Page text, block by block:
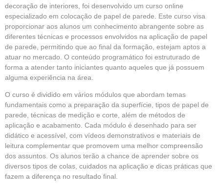
decoração de interiores, foi desenvolvido um curso online
especializado em colocação de papel de parede. Este curso visa
proporcionar aos alunos um conhecimento abrangente sobre as
diferentes técnicas e processos envolvidos na aplicação de papel
de parede, permitindo que ao final da formação, estejam aptos a
atuar no mercado. O conteúdo programático foi estruturado de
forma a atender tanto iniciantes quanto aqueles que já possuem
alguma experiência na área.
O curso é dividido em vários módulos que abordam temas
fundamentais como a preparação da superfície, tipos de papel de
parede, técnicas de medição e corte, além de métodos de
aplicação e acabamento. Cada módulo é desenhado para ser
didático e acessível, com vídeos demonstrativos e materiais de
leitura complementar que promovem uma melhor compreensão
dos assuntos. Os alunos terão a chance de aprender sobre os
diversos tipos de colas, cuidados na aplicação e dicas práticas que
fazem a diferença no resultado final.